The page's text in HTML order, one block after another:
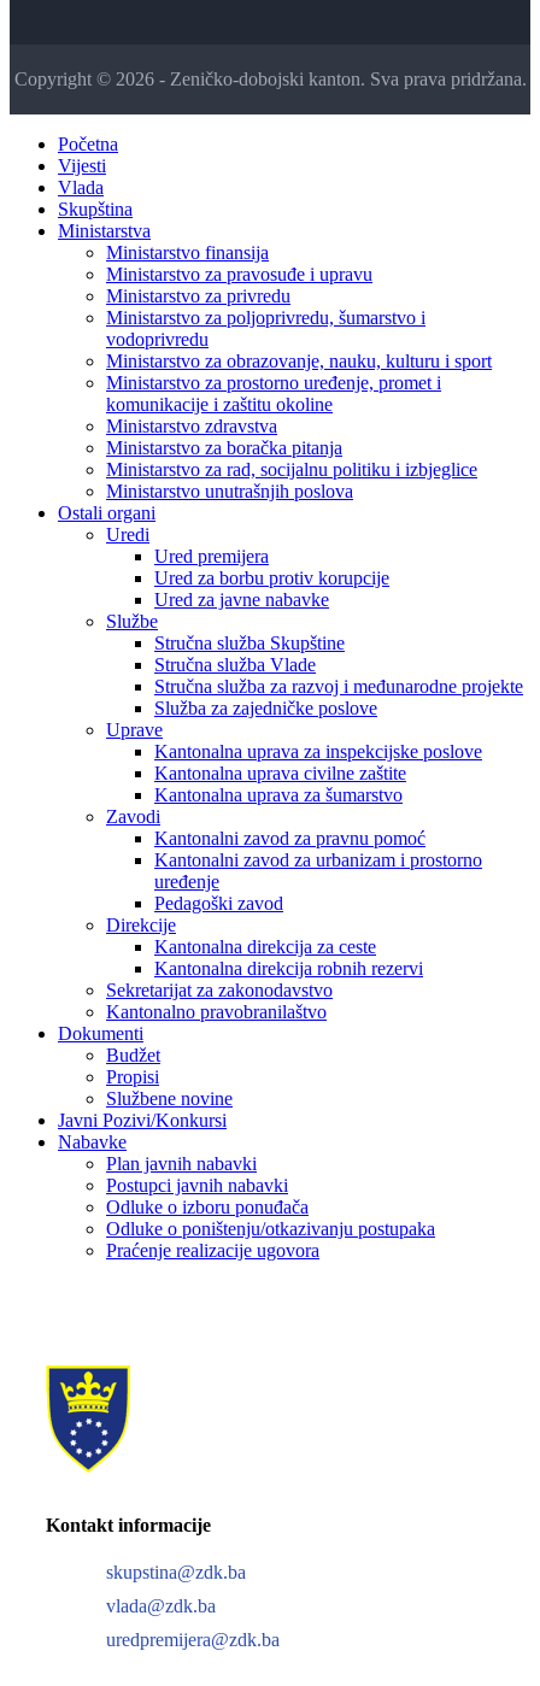
Copyright © 2026 - Zeničko-dobojski kanton. Sva prava pridržana.
Početna
Vijesti
Vlada
Skupština
Ministarstva
Ministarstvo finansija
Ministarstvo za pravosuđe i upravu
Ministarstvo za privredu
Ministarstvo za poljoprivredu, šumarstvo i
vodoprivredu
Ministarstvo za obrazovanje, nauku, kulturu i sport
Ministarstvo za prostorno uređenje, promet i
komunikacije i zaštitu okoline
Ministarstvo zdravstva
Ministarstvo za boračka pitanja
Ministarstvo za rad, socijalnu politiku i izbjeglice
Ministarstvo unutrašnjih poslova
Ostali organi
Uredi
Ured premijera
Ured za borbu protiv korupcije
Ured za javne nabavke
Službe
Stručna služba Skupštine
Stručna služba Vlade
Stručna služba za razvoj i međunarodne projekte
Služba za zajedničke poslove
Uprave
Kantonalna uprava za inspekcijske poslove
Kantonalna uprava civilne zaštite
Kantonalna uprava za šumarstvo
Zavodi
Kantonalni zavod za pravnu pomoć
Kantonalni zavod za urbanizam i prostorno
uređenje
Pedagoški zavod
Direkcije
Kantonalna direkcija za ceste
Kantonalna direkcija robnih rezervi
Sekretarijat za zakonodavstvo
Kantonalno pravobranilaštvo
Dokumenti
Budžet
Propisi
Službene novine
Javni Pozivi/Konkursi
Nabavke
Plan javnih nabavki
Postupci javnih nabavki
Odluke o izboru ponuđača
Odluke o poništenju/otkazivanju postupaka
Praćenje realizacije ugovora
Kontakt informacije
skupstina@zdk.ba
vlada@zdk.ba
uredpremijera@zdk.ba